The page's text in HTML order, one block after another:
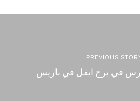
PREVIOUS
في برج ايفل في باريس